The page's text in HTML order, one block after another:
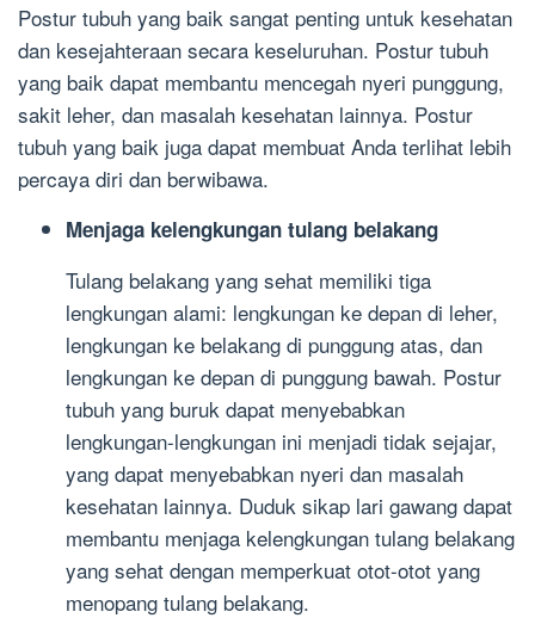
Postur tubuh yang baik sangat penting untuk kesehatan
dan kesejahteraan secara keseluruhan. Postur tubuh
yang baik dapat membantu mencegah nyeri punggung,
sakit leher, dan masalah kesehatan lainnya. Postur
tubuh yang baik juga dapat membuat Anda terlihat lebih
percaya diri dan berwibawa.
Menjaga kelengkungan tulang belakang
Tulang belakang yang sehat memiliki tiga
lengkungan alami: lengkungan ke depan di leher,
lengkungan ke belakang di punggung atas, dan
lengkungan ke depan di punggung bawah. Postur
tubuh yang buruk dapat menyebabkan
lengkungan-lengkungan ini menjadi tidak sejajar,
yang dapat menyebabkan nyeri dan masalah
kesehatan lainnya. Duduk sikap lari gawang dapat
membantu menjaga kelengkungan tulang belakang
yang sehat dengan memperkuat otot-otot yang
menopang tulang belakang.